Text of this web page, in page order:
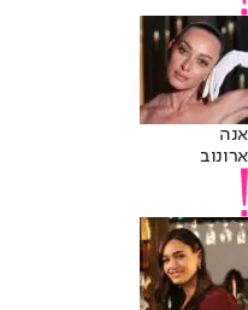
אנה
ארונוב